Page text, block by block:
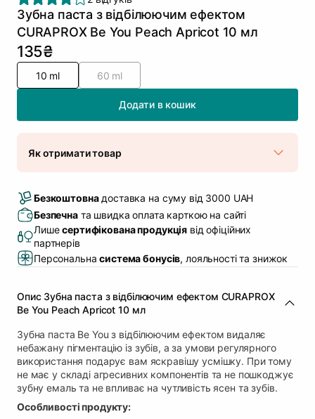
Зубна паста з відбілюючим ефектом
CURAPROX Be You Peach Apricot 10 мл
135₴
10 ml 60 ml
Додати в кошик
Як отримати товар
В наявності
Самовивіз м. Луцьк, вул. Винниченка 4
В наявності
Самовивіз м. Львів, вул. Академіка Підстригача,
1В (Duck’s Lake)
В наявності
В наявності
Самовивіз м. Львів, вул. Степана Бандери 45
Самовивіз м. Рівне, вул. 16-го Липня, 15
В наявності
Самовивіз м. Рівне, вул. Кулика і Гудачека 23 (ТЦ
Екватор)
В наявності
Безкоштовнадоставка на суму від 3000 UAH
Безпечната швидка оплата карткою на сайті
Лишесертифікована продукція від офіційних
партнерів
Персональнасистема бонусів, лояльності та знижок
Опис Зубна паста з відбілюючим ефектом CURAPROX
Be You Peach Apricot 10 мл
Зубна паста Be You з відбілюючим ефектом видаляє
небажану пігментацію із зубів, а за умови регулярного
використання подарує вам яскравішу усмішку. При тому
не має у складі агресивних компонентів та не пошкоджує
зубну емаль та не впливає на чутливість ясен та зубів.
Особливості продукту: